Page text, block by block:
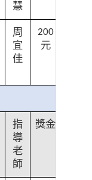
慧
周
宜
佳
200
元
指
導
老
師
獎金